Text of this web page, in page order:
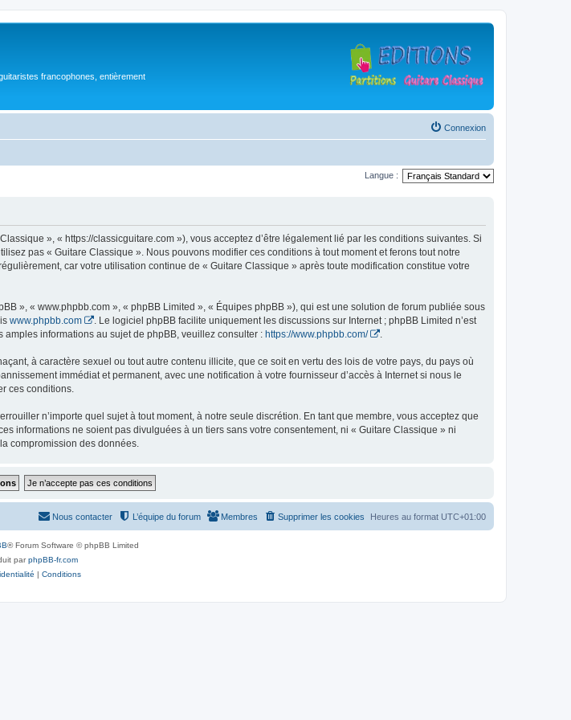
francophones, entièrement
Connexion
Langue :
», « https://classicguitare.com »), vous acceptez d’être légalement lié par les conditions suivantes. Si
pas « Guitare Classique ». Nous pouvons modifier ces conditions à tout moment et ferons tout notre
car votre utilisation continue de « Guitare Classique » après toute modification constitue votre
», « www.phpbb.com », « phpBB Limited », « Équipes phpBB »), qui est une solution de forum publiée sous
www.phpbb.com
. Le logiciel phpBB facilite uniquement les discussions sur Internet ; phpBB Limited n’est
informations au sujet de phpBB, veuillez consulter : https://www.phpbb.com/ .
à caractère sexuel ou tout autre contenu illicite, que ce soit en vertu des lois de votre pays, du pays où
immédiat et permanent, avec une notification à votre fournisseur d’accès à Internet si nous le
ces conditions.
n’importe quel sujet à tout moment, à notre seule discrétion. En tant que membre, vous acceptez que
informations ne soient pas divulguées à un tiers sans votre consentement, ni « Guitare Classique » ni
compromission des données.
Heures au format UTC+01:00
Supprimer les cookies
Membres
L’équipe du forum
Nous contacter
® Forum Software © phpBB Limited
parphpBB-fr.com
| Conditions